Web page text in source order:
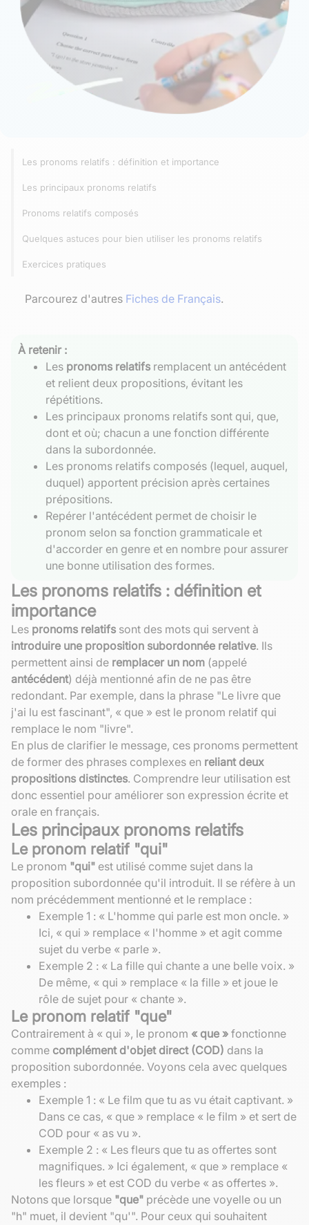
Les pronoms relatifs : définition et importance
Les principaux pronoms relatifs
Pronoms relatifs composés
Quelques astuces pour bien utiliser les pronoms relatifs
Exercices pratiques
Parcourez d'autres Fiches de Français.
À retenir :
Les pronoms relatifs remplacent un antécédent
et relient deux propositions, évitant les
répétitions.
Les principaux pronoms relatifs sont qui, que,
dont et où; chacun a une fonction différente
dans la subordonnée.
Les pronoms relatifs composés (lequel, auquel,
duquel) apportent précision après certaines
prépositions.
Repérer l'antécédent permet de choisir le
pronom selon sa fonction grammaticale et
d'accorder en genre et en nombre pour assurer
une bonne utilisation des formes.
Les pronoms relatifs : définition et
importance
Les pronoms relatifs sont des mots qui servent à
introduire une proposition subordonnée relative. Ils
permettent ainsi de remplacer un nom (appelé
antécédent) déjà mentionné afin de ne pas être
redondant. Par exemple, dans la phrase "Le livre que
j'ai lu est fascinant", « que » est le pronom relatif qui
remplace le nom "livre".
En plus de clarifier le message, ces pronoms permettent
de former des phrases complexes en reliant deux
propositions distinctes. Comprendre leur utilisation est
donc essentiel pour améliorer son expression écrite et
orale en français.
Les principaux pronoms relatifs
Le pronom relatif "qui"
Le pronom "qui" est utilisé comme sujet dans la
proposition subordonnée qu'il introduit. Il se réfère à un
nom précédemment mentionné et le remplace :
Exemple 1 : « L'homme qui parle est mon oncle. »
Ici, « qui » remplace « l'homme » et agit comme
sujet du verbe « parle ».
Exemple 2 : « La fille qui chante a une belle voix. »
De même, « qui » remplace « la fille » et joue le
rôle de sujet pour « chante ».
Le pronom relatif "que"
Contrairement à « qui », le pronom « que » fonctionne
comme complément d'objet direct (COD) dans la
proposition subordonnée. Voyons cela avec quelques
exemples :
Exemple 1 : « Le film que tu as vu était captivant. »
Dans ce cas, « que » remplace « le film » et sert de
COD pour « as vu ».
Exemple 2 : « Les fleurs que tu as offertes sont
magnifiques. » Ici également, « que » remplace «
les fleurs » et est COD du verbe « as offertes ».
Notons que lorsque "que" précède une voyelle ou un
"h" muet, il devient "qu'". Pour ceux qui souhaitent